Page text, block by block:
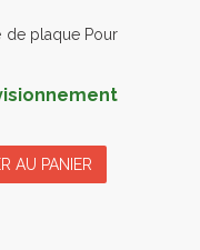
de plaque Pour
AU PANIER